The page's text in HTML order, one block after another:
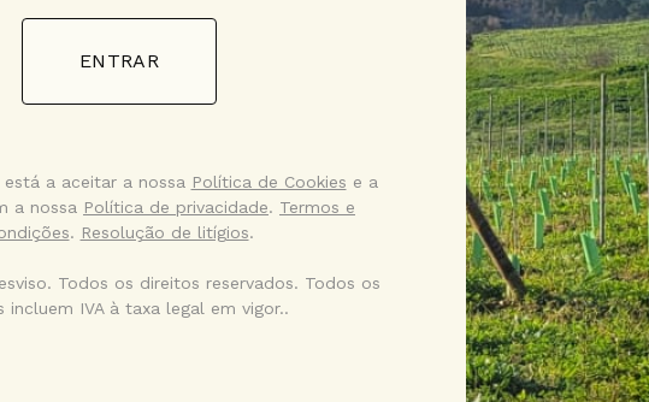
ENTRAR
a aceitar a nossa Política de Cookies e a
a nossa Política de privacidade. Termos e
. Resolução de litígios.
Todos os direitos reservados. Todos os
incluem IVA à taxa legal em vigor..